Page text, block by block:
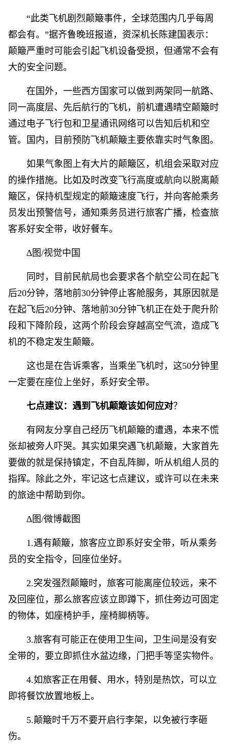
“此类飞机剧烈颠簸事件，全球范围内几乎每周
都会有。”据齐鲁晚班报道，资深机长陈建国表示：
颠簸严重时可能会引起飞机设备受损，但通常不会有
大的安全问题。
在国外，一些西方国家可以做到两架同一航路、
同一高度层、先后航行的飞机，前机遭遇晴空颠簸时
通过电子飞行包和卫星通讯网络可以告知后机和空
管。国内，目前预防飞机颠簸主要依靠实时气象图。
如果气象图上有大片的颠簸区，机组会采取对应
的操作措施。比如及时改变飞行高度或航向以脱离颠
簸区，保持机型规定的颠簸速度飞行，并向客舱乘务
员发出预警信号，通知乘务员进行旅客广播，检查旅
客系好安全带，收好餐车。
∆图/视觉中国
同时，目前民航局也会要求各个航空公司在起飞
后20分钟，落地前30分钟停止客舱服务，其原因就是
在起飞后20分钟、落地前30分钟飞机正在处于爬升阶
段和下降阶段，这两个阶段会穿越高空气流，造成飞
机的不稳定发生颠簸。
这也是在告诉乘客，当乘坐飞机时，这50分钟里
一定要在座位上坐好，系好安全带。
七点建议：遇到飞机颠簸该如何应对？
有网友分享自己经历飞机颠簸的遭遇，本来不慌
张却被旁人吓哭。其实如果突遇飞机颠簸，大家首先
要做的就是保持镇定，不自乱阵脚，听从机组人员的
指挥。除此之外，牢记这七点建议，或许可以在未来
的旅途中帮助到你。
∆图/微博截图
1.遇有颠簸，旅客应立即系好安全带，听从乘务
员的安全指令，回座位坐好。
2.突发强烈颠簸时，旅客可能离座位较远，来不
及回座位，那么旅客应该立即蹲下，抓住旁边可固定
的物体，如座椅护手，座椅脚柄等。
3.旅客有可能正在使用卫生间，卫生间是没有安
全带的，要立即抓住水盆边缘，门把手等坚实物件。
4.如旅客正在用餐、用水，特别是热饮，可以立
即将餐饮放置地板上。
5.颠簸时千万不要开启行李架，以免被行李砸
伤。